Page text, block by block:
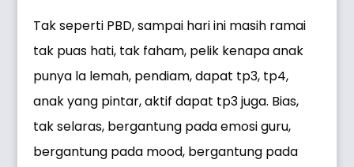
Tak seperti PBD, sampai hari ini masih ramai
tak puas hati, tak faham, pelik kenapa anak
punya la lemah, pendiam, dapat tp3, tp4,
anak yang pintar, aktif dapat tp3 juga. Bias,
tak selaras, bergantung pada emosi guru,
bergantung pada mood, bergantung pada